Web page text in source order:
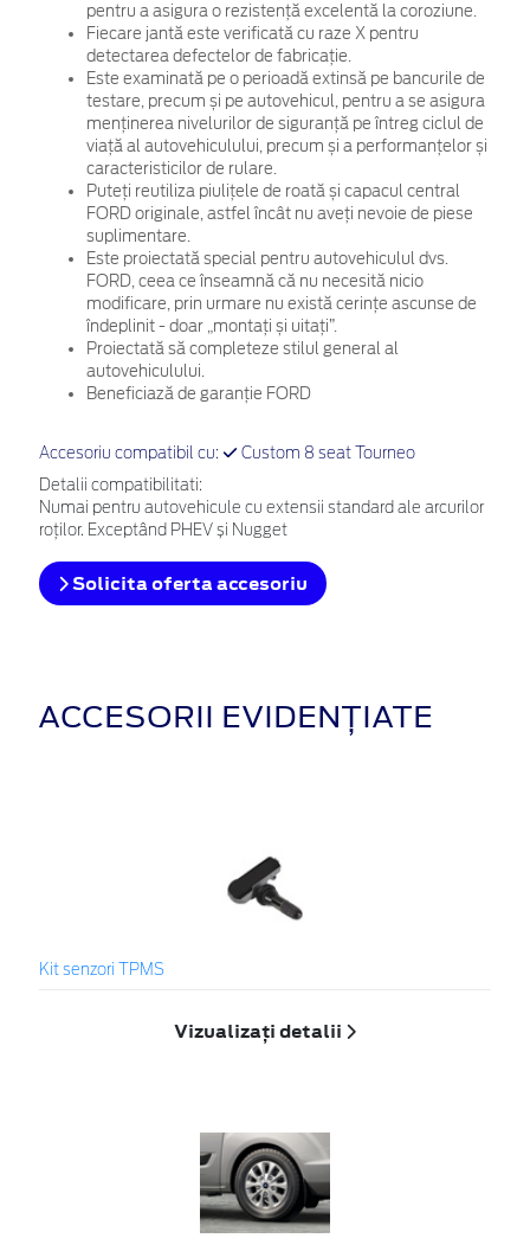
pentru a asigura o rezistență excelentă la coroziune.
Fiecare jantă este verificată cu raze X pentru
detectarea defectelor de fabricație.
Este examinată pe o perioadă extinsă pe bancurile de
testare, precum și pe autovehicul, pentru a se asigura
menținerea nivelurilor de siguranță pe întreg ciclul de
viață al autovehiculului, precum și a performanțelor și
caracteristicilor de rulare.
Puteți reutiliza piulițele de roată și capacul central
FORD originale, astfel încât nu aveți nevoie de piese
suplimentare.
Este proiectată special pentru autovehiculul dvs.
FORD, ceea ce înseamnă că nu necesită nicio
modificare, prin urmare nu există cerințe ascunse de
îndeplinit - doar „montați și uitați”.
Proiectată să completeze stilul general al
autovehiculului.
Beneficiază de garanție FORD
Accesoriu compatibil cu: Custom 8 seat Tourneo
Detalii compatibilitati:
Numai pentru autovehicule cu extensii standard ale arcurilor
roților. Exceptând PHEV și Nugget
Solicita oferta accesoriu
ACCESORII EVIDENȚIATE
Kit senzori TPMS
Vizualizați detalii